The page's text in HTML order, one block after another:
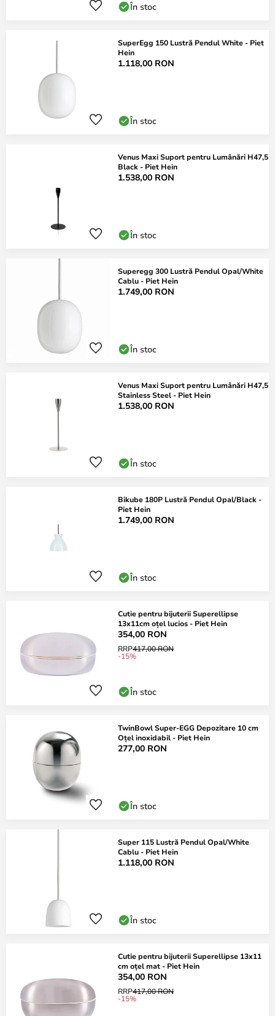
În stoc
SuperEgg 150 Lustră Pendul White - Piet
Hein
1.118,00 RON
În stoc
Venus Maxi Suport pentru Lumânări H47,5
Black - Piet Hein
1.538,00 RON
În stoc
Superegg 300 Lustră Pendul Opal/White
Cablu - Piet Hein
1.749,00 RON
În stoc
Venus Maxi Suport pentru Lumânări H47,5
Stainless Steel - Piet Hein
1.538,00 RON
În stoc
Bikube 180P Lustră Pendul Opal/Black -
Piet Hein
1.749,00 RON
În stoc
Cutie pentru bijuterii Superellipse
13x11cm oțel lucios - Piet Hein
354,00 RON
RRP417,00 RON
-15%
În stoc
TwinBowl Super-EGG Depozitare 10 cm
Oțel inoxidabil - Piet Hein
277,00 RON
În stoc
Super 115 Lustră Pendul Opal/White
Cablu - Piet Hein
1.118,00 RON
În stoc
Cutie pentru bijuterii Superellipse 13x11
cm oțel mat - Piet Hein
354,00 RON
RRP417,00 RON
-15%